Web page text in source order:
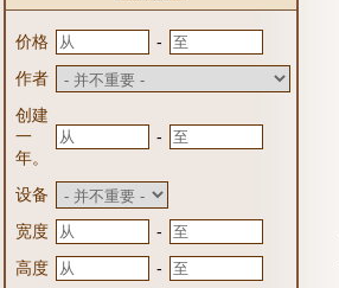
价格
-
作者
创建
一
年。
-
设备
宽度
-
高度
-